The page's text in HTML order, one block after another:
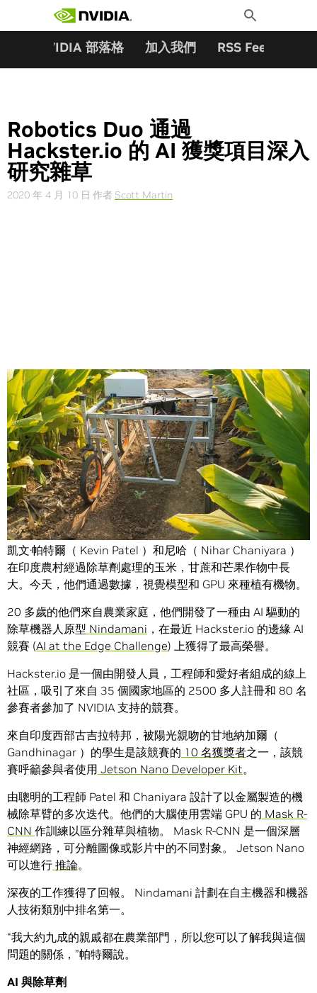
Toggle
Search
NVIDIA 部落格 加入我們 RSS Feeds
Robotics Duo 通過
Hackster.io 的 AI 獲獎項目深入
研究雜草
2020 年 4 月 10 日 作者 Scott Martin
Share
來自印度農業地區的二十多歲夫婦開發了除草機器人
Nindamani 。
凱文·帕特爾（ Kevin Patel ）和尼哈（ Nihar Chaniyara ）
在印度農村經過除草劑處理的玉米，甘蔗和芒果作物中長
大。今天，他們通過數據，視覺模型和 GPU 來種植有機物。
20 多歲的他們來自農業家庭，他們開發了一種由 AI 驅動的
除草機器人原型 Nindamani ，在最近 Hackster.io 的邊緣 AI
競賽 (AI at the Edge Challenge) 上獲得了最高榮譽。
Hackster.io 是一個由開發人員，工程師和愛好者組成的線上
社區，吸引了來自 35 個國家地區的 2500 多人註冊和 80 名
參賽者參加了 NVIDIA 支持的競賽。
來自印度西部古吉拉特邦，被陽光親吻的甘地納加爾（
Gandhinagar ）的學生是該競賽的 10 名獲獎者之一，該競
賽呼籲參與者使用 Jetson Nano Developer Kit。
由聰明的工程師 Patel 和 Chaniyara 設計了以金屬製造的機
械除草臂的多次迭代。他們的大腦使用雲端 GPU 的 Mask R-
CNN 作訓練以區分雜草與植物。 Mask R-CNN 是一個深層
神經網路，可分離圖像或影片中的不同對象。 Jetson Nano
可以進行 推論。
深夜的工作獲得了回報。 Nindamani 計劃在自主機器和機器
人技術類別中排名第一。
“我大約九成的親戚都在農業部門，所以您可以了解我與這個
問題的關係，”帕特爾說。
AI 與除草劑